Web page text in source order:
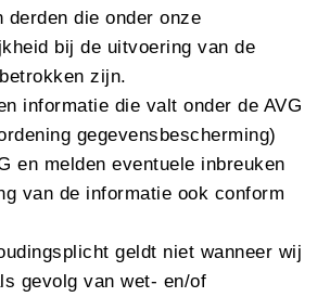
derden die onder onze
bij de uitvoering van de
zijn.
informatie die valt onder de AVG
gegevensbescherming)
en melden eventuele inbreuken
van de informatie ook conform
geldt niet wanneer wij
gevolg van wet- en/of